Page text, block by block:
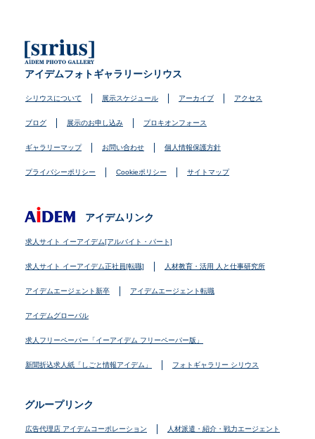
アイデムフォトギャラリーシリウス
シリウスについて 展示スケジュール アーカイブ アクセス
ブログ 展示のお申し込み プロキオンフォース
ギャラリーマップ お問い合わせ 個人情報保護方針
プライバシーポリシー Cookieポリシー サイトマップ
アイデムリンク
求人サイト イーアイデム[アルバイト・パート]
求人サイト イーアイデム正社員[転職] 人材教育・活用 人と仕事研究所
アイデムエージェント新卒 アイデムエージェント転職
アイデムグローバル
求人フリーペーパー「イーアイデム フリーペーパー版」
新聞折込求人紙「しごと情報アイデム」 フォトギャラリー シリウス
グループリンク
広告代理店 アイデムコーポレーション 人材派遣・紹介・戦力エージェント